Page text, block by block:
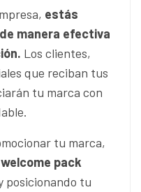
estás
manera efectiva
Los clientes,
que reciban tus
tu marca con
tu marca,
welcome pack
posicionando tu